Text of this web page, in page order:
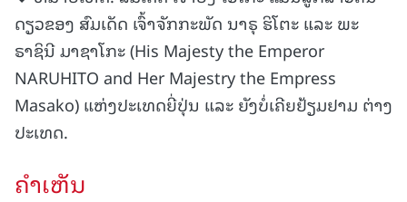
ດຽວຂອງ ສົມເດັດ ເຈົ້າຈັກກະພັດ ນາຣຸ ຮິໂຕະ ແລະ ພະ
ຣາຊິນີ ມາຊາໂກະ (His Majesty the Emperor
NARUHITO and Her Majestry the Empress
Masako) ແຫ່ງປະເທດຍີ່ປຸ່ນ ແລະ ຍັງບໍ່ເຄີຍຢ້ຽມຢາມ ຕ່າງ
ປະເທດ.
ຄໍາເຫັນ